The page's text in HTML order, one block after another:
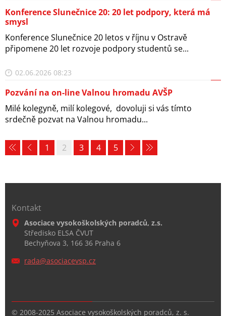
Konference Slunečnice 20: 20 let podpory, která má
smysl
Konference Slunečnice 20 letos v říjnu v Ostravě
připomene 20 let rozvoje podpory studentů se...
02.06.2026 08:23
Pozvání na on-line Valnou hromadu AVŠP
Milé kolegyně, milí kolegové, dovoluji si vás tímto
srdečně pozvat na Valnou hromadu...
1 2 3 4 5
Kontakt
Asociace vysokoškolských poradců, z.s.
Středisko ELSA ČVUT
Bechyňova 3, 166 36 Praha 6
rada@asociacevsp.cz
© 2008-2025 Asociace vysokoškolských poradců, z. s.